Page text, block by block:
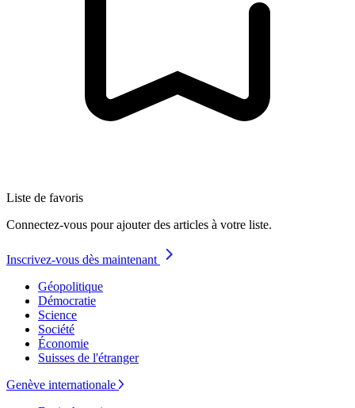
Liste de favoris
Connectez-vous pour ajouter des articles à votre liste.
Inscrivez-vous dès maintenant
Géopolitique
Démocratie
Science
Société
Économie
Suisses de l'étranger
Genève internationale